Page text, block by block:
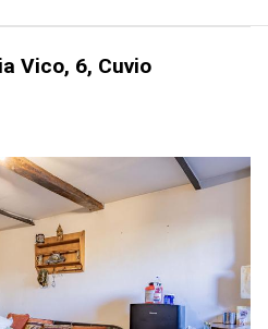
Vico, 6, Cuvio